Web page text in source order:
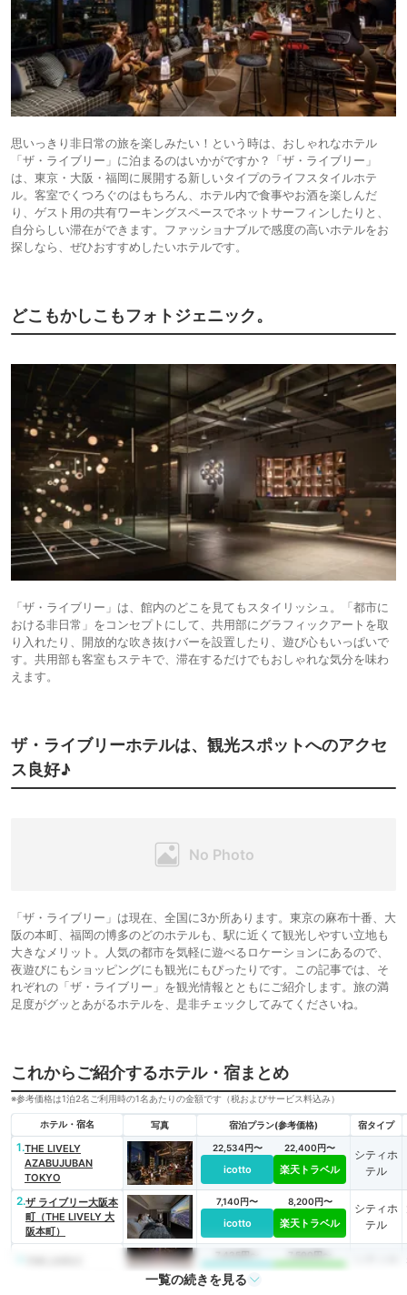
思いっきり非日常の旅を楽しみたい！という時は、おしゃれなホテル
「ザ・ライブリー」に泊まるのはいかがですか？「ザ・ライブリー」
は、東京・大阪・福岡に展開する新しいタイプのライフスタイルホテ
ル。客室でくつろぐのはもちろん、ホテル内で食事やお酒を楽しんだ
り、ゲスト用の共有ワーキングスペースでネットサーフィンしたりと、
自分らしい滞在ができます。ファッショナブルで感度の高いホテルをお
探しなら、ぜひおすすめしたいホテルです。
どこもかしこもフォトジェニック。
「ザ・ライブリー」は、館内のどこを見てもスタイリッシュ。「都市に
おける非日常」をコンセプトにして、共用部にグラフィックアートを取
り入れたり、開放的な吹き抜けバーを設置したり、遊び心もいっぱいで
す。共用部も客室もステキで、滞在するだけでもおしゃれな気分を味わ
えます。
ザ・ライブリーホテルは、観光スポットへのアクセ
ス良好♪
「ザ・ライブリー」は現在、全国に3か所あります。東京の麻布十番、大
阪の本町、福岡の博多のどのホテルも、駅に近くて観光しやすい立地も
大きなメリット。人気の都市を気軽に遊べるロケーションにあるので、
夜遊びにもショッピングにも観光にもぴったりです。この記事では、そ
れぞれの「ザ・ライブリー」を観光情報とともにご紹介します。旅の満
足度がグッとあがるホテルを、是非チェックしてみてくださいね。
これからご紹介するホテル・宿まとめ
※参考価格は1泊2名ご利用時の1名あたりの金額です（税およびサービス料込み）
ホテル・宿名 写真 宿泊プラン(参考価格) 宿タイプ
1.THE LIVELY
AZABUJUBAN
TOKYO
22,534円〜
icotto
22,400円〜
楽天トラベル
シティホ
テル
2.ザ ライブリー大阪本
町（THE LIVELY 大
阪本町）
7,140円〜
icotto
8,200円〜
楽天トラベル
シティホ
テル
7,435円〜
icotto
7,500円〜
一覧の続きを見る